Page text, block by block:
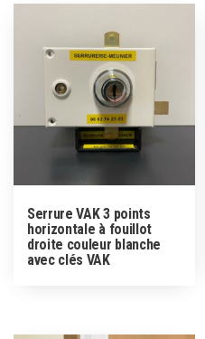
Serrure VAK 3 points
horizontale à fouillot
droite couleur blanche
avec clés VAK